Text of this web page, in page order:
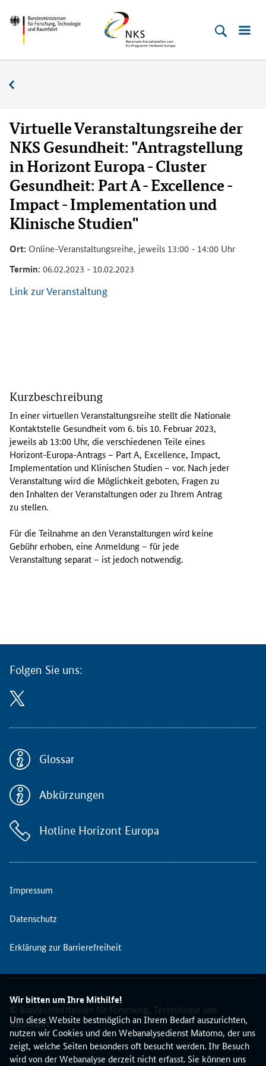
Wir bitten um Ihre Mithilfe!
Um diese Website bestmöglich an Ihrem Bedarf auszurichten,
nutzen wir Cookies und den Webanalysedienst Matomo, der uns
zeigt, welche Seiten besonders oft besucht werden. Ihr Besuch
wird von der Webanalyse derzeit nicht erfasst. Sie können uns
zum
Inhalt
(Eingabetaste)
zum
Hauptmenu
(Eingabetaste)
zur
Suche
(Eingabetaste)
zur
Fußleiste
(Enter)
Bundesministerium
Technologie
Raumfahrt
Horizont
Europa
Virtuelle Veranstaltungsreihe der
NKS Gesundheit: "Antragstellung
in Horizont Europa - Cluster
Gesundheit: Part A - Excellence -
Impact - Implementation und
Klinische Studien"
Ort: Online-Veranstaltungsreihe, jeweils 13:00 - 14:00 Uhr
Termin:06.02.2023 - 10.02.2023
Link zur Veranstaltung
e
i
n
e
r
v
i
r
t
e
l
l
s
t
a
l
u
g
s
e
h
e
t
l
d
e
K
G
e
s
u
n
Kurzbeschreibung
In einer virtuellen Veranstaltungsreihe stellt die Nationale
Kontaktstelle Gesundheit vom 6. bis 10. Februar 2023,
jeweils ab 13:00 Uhr, die verschiedenen Teile eines
Horizont-Europa-Antrags – Part A, Excellence, Impact,
Implementation und Klinischen Studien – vor. Nach jeder
Veranstaltung wird die Möglichkeit geboten, Fragen zu
den Inhalten der Veranstaltungen oder zu Ihrem Antrag
zu stellen.
Für die Teilnahme an den Veranstaltungen wird keine
Gebühr erhoben, eine Anmeldung – für jede
Veranstaltung separat – ist jedoch notwendig.
Folgen Sie uns:
Glossar
Abkürzungen
Hotline Horizont Europa
Impressum
Datenschutz
Erklärung zur Barrierefreiheit
© Bundesministerium für Forschung, Technologie und
Raumfahrt